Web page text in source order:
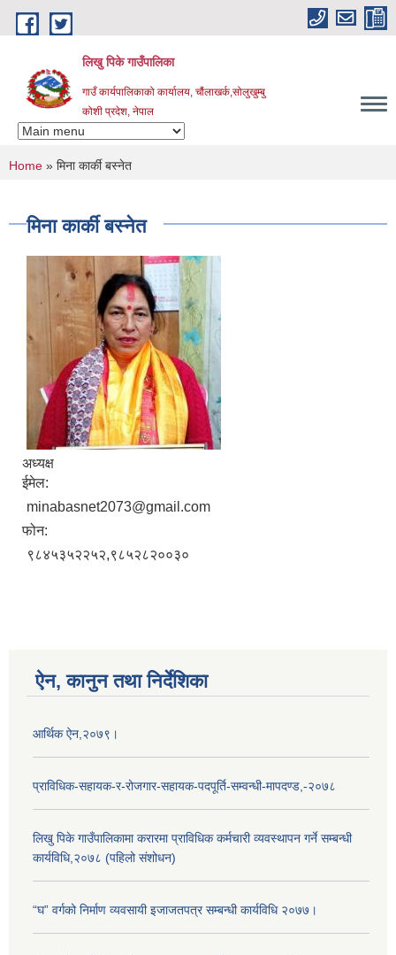
Skip to main content
लिखु पिके गाउँपालिका
गाउँ कार्यपालिकाको कार्यालय, चौंलाखर्क,सोलुखुम्बु
कोशी प्रदेश, नेपाल
You are here
Home » मिना कार्की बस्नेत
मिना कार्की बस्नेत
अध्यक्ष
ईमेल:
minabasnet2073@gmail.com
फोन:
९८४५३५२२५२,९८५२८२००३०
ऐन, कानुन तथा निर्देशिका
आर्थिक ऐन,२०७९।
प्राविधिक-सहायक-र-रोजगार-सहायक-पदपूर्ति-सम्वन्धी-मापदण्ड,-२०७८
लिखु पिके गाउँपालिकामा करारमा प्राविधिक कर्मचारी व्यवस्थापन गर्ने सम्बन्धी
कार्यविधि,२०७८ (पहिलो संशोधन)
“घ” वर्गको निर्माण व्यवसायी इजाजतपत्र सम्बन्धी कार्यविधि २०७७।